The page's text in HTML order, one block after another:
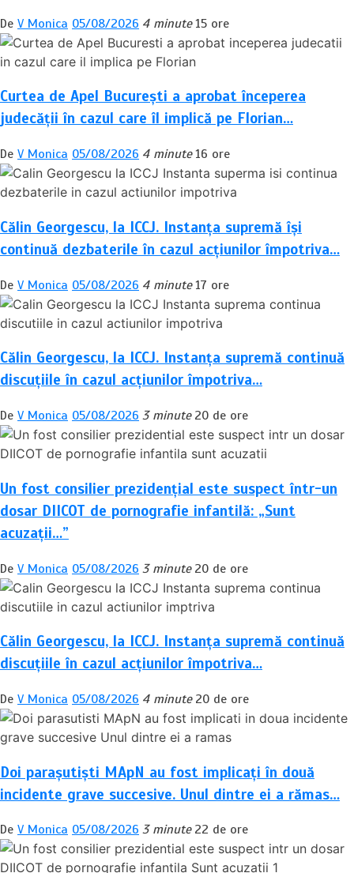
De V Monica 05/08/2026 4 minute 15 ore
Curtea de Apel București a aprobat începerea
judecății în cazul care îl implică pe Florian…
De V Monica 05/08/2026 4 minute 16 ore
Călin Georgescu, la ICCJ. Instanța supremă își
continuă dezbaterile în cazul acțiunilor împotriva…
De V Monica 05/08/2026 4 minute 17 ore
Călin Georgescu, la ICCJ. Instanța supremă continuă
discuțiile în cazul acțiunilor împotriva…
De V Monica 05/08/2026 3 minute 20 de ore
Un fost consilier prezidențial este suspect într-un
dosar DIICOT de pornografie infantilă: „Sunt
acuzații…”
De V Monica 05/08/2026 3 minute 20 de ore
Călin Georgescu, la ICCJ. Instanța supremă continuă
discuțiile în cazul acțiunilor împotriva…
De V Monica 05/08/2026 4 minute 20 de ore
Doi parașutiști MApN au fost implicați în două
incidente grave succesive. Unul dintre ei a rămas…
De V Monica 05/08/2026 3 minute 22 de ore